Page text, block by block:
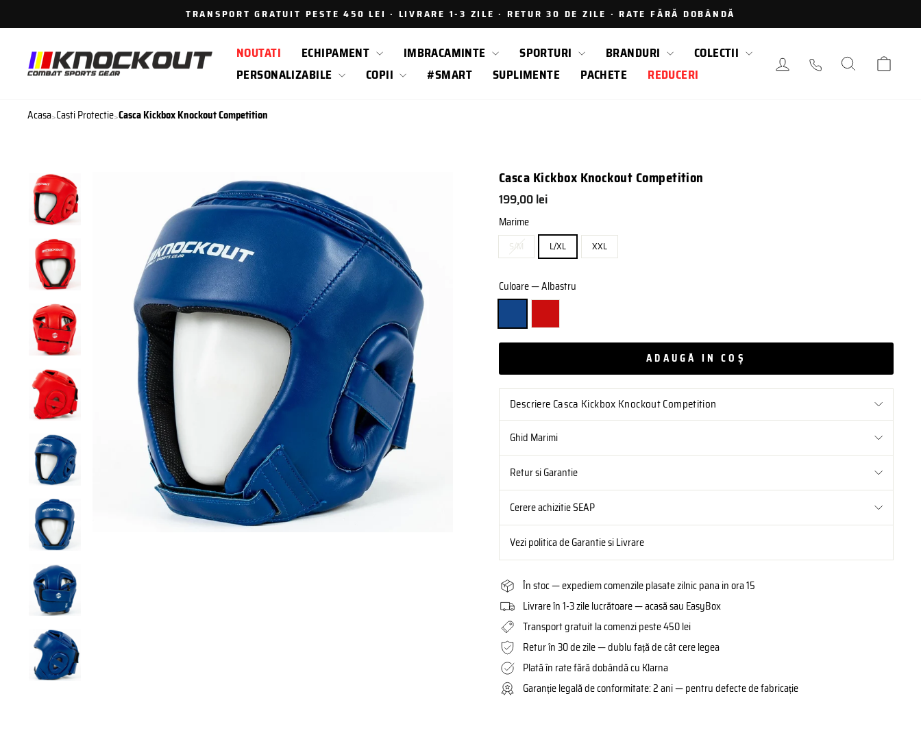
la
Intrerupe
prezentarea
TRANSPORT GRATUIT PESTE 450 LEI · LIVRARE 1-3 ZILE · RETUR 30 DE ZILE · RATE FĂRĂ DOBÂNDĂ
NOUTATI ECHIPAMENT IMBRACAMINTE SPORTURI BRANDURI
COLECTII
PERSONALIZABILE
COPII #SMART SUPLIMENTE PACHETE REDUCERI
AUTENTIFICARE /CAUTARE
Acasa>Casti Protectie>Casca Kickbox Knockout Competition
Casca Kickbox Knockout Competition
Pret
obisnuit
199,00 lei
Marime
S/M L/XL XXL
Culoare—Albastru
ADAUGĂ IN COŞ
Descriere Casca Kickbox Knockout Competition
Ghid Marimi
Retur si Garantie
Cerere achizitie SEAP
Vezi politica de Garantie si Livrare
În stoc — expediem comenzile plasate zilnic pana in ora 15
Livrare în 1-3 zile lucrătoare — acasă sau EasyBox
Transport gratuit la comenzi peste 450 lei
Retur în 30 de zile — dublu față de cât cere legea
Plată în rate fără dobândă cu Klarna
Garanție legală de conformitate: 2 ani — pentru defecte de fabricație